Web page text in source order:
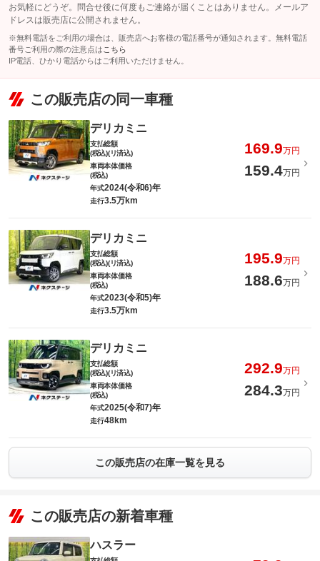
お気軽にどうぞ。問合せ後に何度もご連絡が届くことはありません。メールア
ドレスは販売店に公開されません。
※無料電話をご利用の場合は、販売店へお客様の電話番号が通知されます。無料電話
番号ご利用の際の注意点は こちら
IP電話、ひかり電話からはご利用いただけません。
この販売店の同一車種
デリカミニ
支払総額
(税込)(リ済込)
169.9万円
車両本体価格
(税込)
159.4万円
年式2024(令和6)年
走行3.5万km
デリカミニ
支払総額
(税込)(リ済込)
195.9万円
車両本体価格
(税込)
188.6万円
年式2023(令和5)年
走行3.5万km
デリカミニ
支払総額
(税込)(リ済込)
292.9万円
車両本体価格
(税込)
284.3万円
年式2025(令和7)年
走行48km
この販売店の在庫一覧を見る
この販売店の新着車種
ハスラー